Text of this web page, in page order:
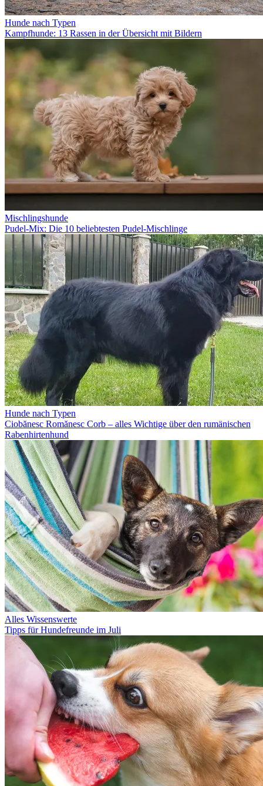
Hunde nach Typen
Kampfhunde: 13 Rassen in der Übersicht mit Bildern
Mischlingshunde
Pudel-Mix: Die 10 beliebtesten Pudel-Mischlinge
Hunde nach Typen
Ciobănesc Romănesc Corb – alles Wichtige über den rumänischen
Rabenhirtenhund
Alles Wissenswerte
Tipps für Hundefreunde im Juli